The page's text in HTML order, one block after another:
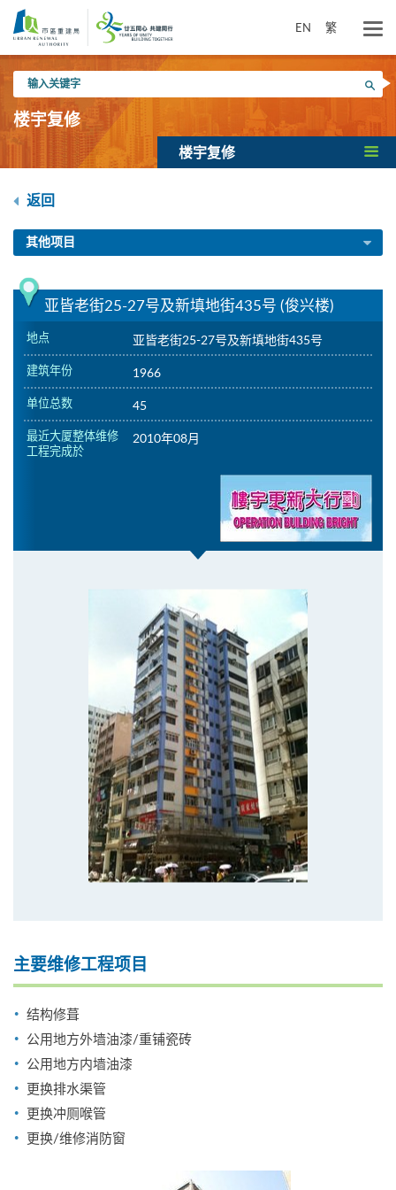
内
EN 繁
入
关
键
搜寻
楼宇复修
楼宇复修
返回
其他项目
亚皆老街25-27号及新填地街435号 (俊兴楼)
地点 亚皆老街25-27号及新填地街435号
建筑年份 1966
单位总数 45
最近大厦整体维修
工程完成於
2010年08月
主要维修工程项目
结构修葺
公用地方外墙油漆/重铺瓷砖
公用地方内墙油漆
更换排水渠管
更换冲厕喉管
更换/维修消防窗